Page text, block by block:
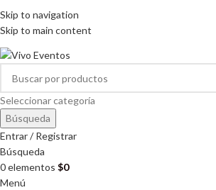
Skip to navigation
Skip to main content
HORARIOS DE ATENCIÓN: 8:00 - 17:00 HORAS
ARRIENDO DE MOBILIARIO PARA EVENTOS
Seleccionar categoría
Búsqueda
Entrar / Registrar
Búsqueda
0elementos $0
Menú